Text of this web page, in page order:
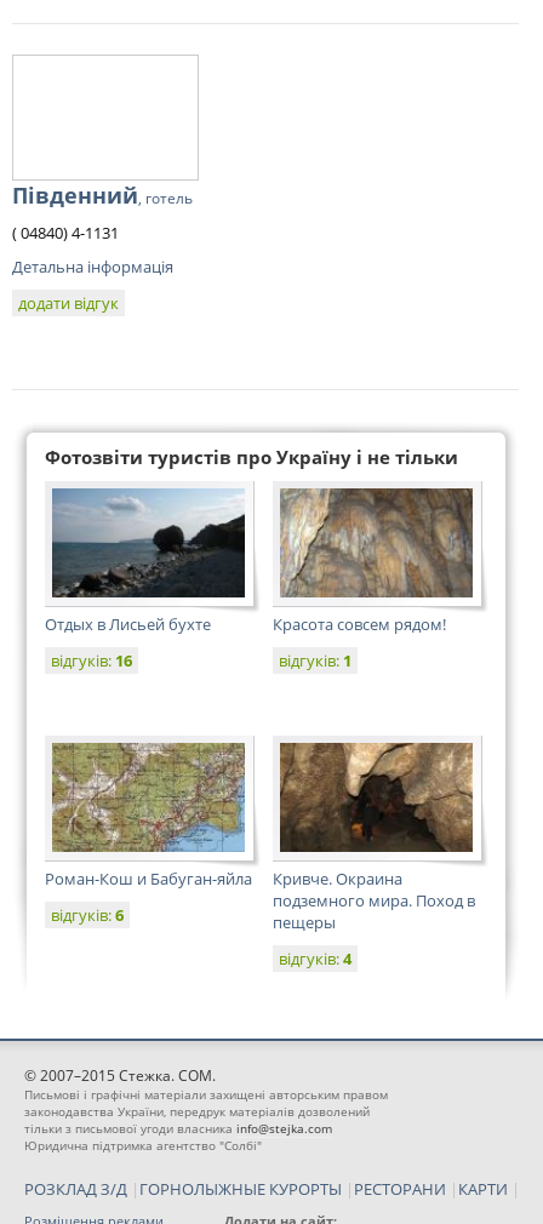
Південний, готель
( 04840) 4-1131
Детальна інформація
додати відгук
Фотозвіти туристів про Україну і не тільки
Отдых в Лисьей бухте
відгуків: 16
Красота совсем рядом!
відгуків: 1
Роман-Кош и Бабуган-яйла
відгуків:6
Кривче. Окраина
подземного мира. Поход в
пещеры
відгуків:4
© 2007–2015 Стежка. COM.
Письмові і графічні матеріали захищені авторським правом
законодавства України, передрук матеріалів дозволений
тільки з письмової угоди власника info@stejka.com
Юридична підтримка агентство "Солбі"
РОЗКЛАД З/Д | ГОРНОЛЫЖНЫЕ КУРОРТЫ | РЕСТОРАНИ | КАРТИ |